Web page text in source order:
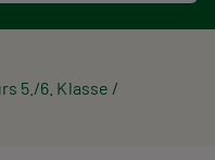
5./6. Klasse /